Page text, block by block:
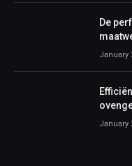
De
January
January